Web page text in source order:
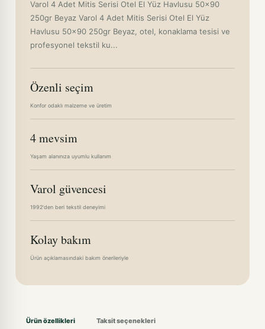
Varol 4 Adet Mitis Serisi Otel El Yüz Havlusu 50x90
250gr Beyaz Varol 4 Adet Mitis Serisi Otel El Yüz
Havlusu 50x90 250gr Beyaz, otel, konaklama tesisi ve
profesyonel tekstil ku...
Özenli seçim
Konfor odaklı malzeme ve üretim
4 mevsim
Yaşam alanınıza uyumlu kullanım
Varol güvencesi
1992'den beri tekstil deneyimi
Kolay bakım
Ürün açıklamasındaki bakım önerileriyle
Ürün özellikleri Taksit seçenekleri